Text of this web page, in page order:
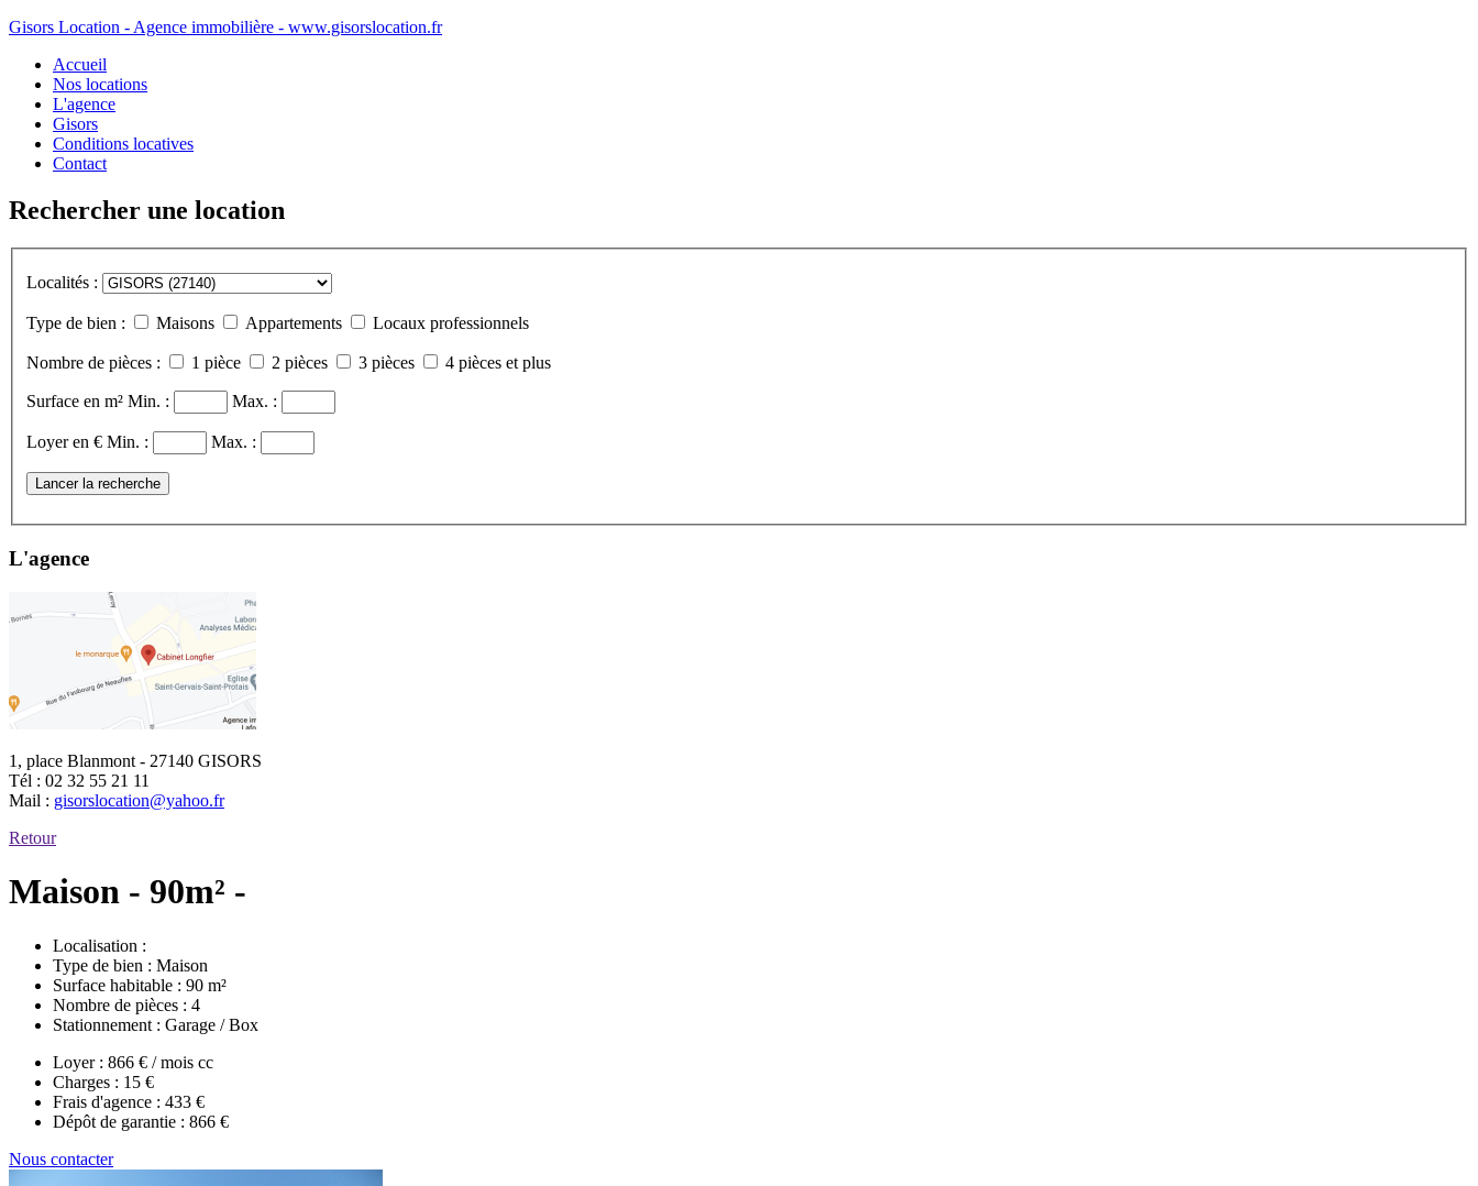
Gisors Location - Agence immobilière - www.gisorslocation.fr
Accueil
Nos locations
L'agence
Gisors
Conditions locatives
Contact
Rechercher une location
Localités :
Type de bien : Maisons Appartements Locaux professionnels
Nombre de pièces : 1 pièce 2 pièces 3 pièces 4 pièces et plus
Surface en m² Min. : Max. :
Loyer en € Min. : Max. :
Lancer la recherche
L'agence
1, place Blanmont - 27140 GISORS
Tél : 02 32 55 21 11
Mail : gisorslocation@yahoo.fr
Retour
Maison - 90m² -
Localisation :
Type de bien : Maison
Surface habitable : 90 m²
Nombre de pièces : 4
Stationnement : Garage / Box
Loyer : 866 € / mois cc
Charges : 15 €
Frais d'agence : 433 €
Dépôt de garantie : 866 €
Nous contacter